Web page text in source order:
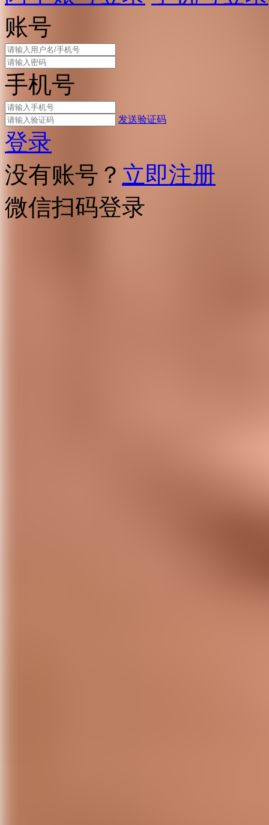
账号
手机号
发送验证码
登录
没有账号？ 立即注册
微信扫码登录